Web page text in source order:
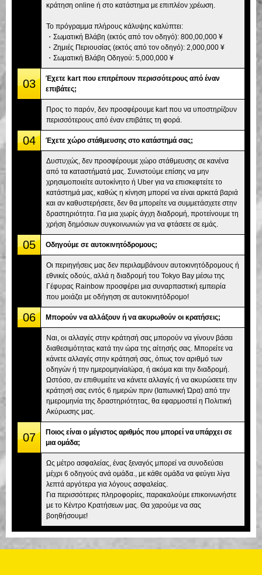
κράτηση online ή στο κατάστημα με επιπλέον χρέωση.
Το πρόγραμμα πλήρους κάλυψης καλύπτει:
・Σωματική Βλάβη (εκτός από τον οδηγό): 800,00,000 ¥
・Ζημιές Περιουσίας (εκτός από τον οδηγό): 2,000,000 ¥
・Σωματική Βλάβη Οδηγού: 5,000,000 ¥
03
Έχετε kart που επιτρέπουν περισσότερους από έναν
επιβάτες;
Προς το παρόν, δεν προσφέρουμε kart που να υποστηρίζουν
περισσότερους από έναν επιβάτες τη φορά.
04 Έχετε χώρο στάθμευσης στο κατάστημά σας;
Δυστυχώς, δεν προσφέρουμε χώρο στάθμευσης σε κανένα
από τα καταστήματά μας. Συνιστούμε επίσης να μην
χρησιμοποιείτε αυτοκίνητο ή Uber για να επισκεφτείτε το
κατάστημά μας, καθώς η κίνηση μπορεί να είναι αρκετά βαριά
και αν καθυστερήσετε, δεν θα μπορείτε να συμμετάσχετε στην
δραστηριότητα. Για μια χωρίς άγχη διαδρομή, προτείνουμε τη
χρήση δημόσιων συγκοινωνιών για να φτάσετε σε εμάς.
05 Οδηγούμε σε αυτοκινητόδρομους;
Οι περιηγήσεις μας δεν περιλαμβάνουν αυτοκινητόδρομους ή
εθνικές οδούς, αλλά η διαδρομή του Tokyo Bay μέσω της
Γέφυρας Rainbow προσφέρει μια συναρπαστική εμπειρία
που μοιάζει με οδήγηση σε αυτοκινητόδρομο!
06 Μπορούν να αλλάξουν ή να ακυρωθούν οι κρατήσεις;
Ναι, οι αλλαγές στην κράτησή σας μπορούν να γίνουν βάσει
διαθεσιμότητας κατά την ώρα της αίτησής σας. Μπορείτε να
κάνετε αλλαγές στην κράτησή σας, όπως τον αριθμό των
οδηγών ή την ημερομηνία/ώρα, ή ακόμα και την διαδρομή.
Ωστόσο, αν επιθυμείτε να κάνετε αλλαγές ή να ακυρώσετε την
κράτησή σας εντός 6 ημερών πριν (Ιαπωνική Ώρα) από την
ημερομηνία της δραστηριότητας, θα εφαρμοστεί η Πολιτική
Ακύρωσης μας.
07
Ποιος είναι ο μέγιστος αριθμός που μπορεί να υπάρχει σε
μια ομάδα;
Ως μέτρο ασφαλείας, ένας ξεναγός μπορεί να συνοδεύσει
μέχρι 6 οδηγούς ανά ομάδα., με κάθε ομάδα να φεύγει λίγα
λεπτά αργότερα για λόγους ασφαλείας.
Για περισσότερες πληροφορίες, παρακαλούμε επικοινωνήστε
με το Κέντρο Κρατήσεων μας. Θα χαρούμε να σας
βοηθήσουμε!